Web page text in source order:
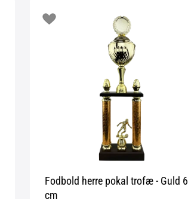
Fodbold herre pokal trofæ - Guld
cm